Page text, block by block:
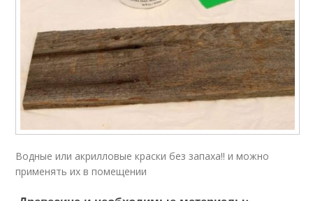
Водные или акрилловые краски без запаха!! и можно
применять их в помещении